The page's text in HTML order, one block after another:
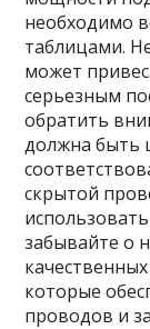
необходимо
таблицами.
может
серьезным
обратить
должна быть
скрытой
забывайте о
которые
проводов и